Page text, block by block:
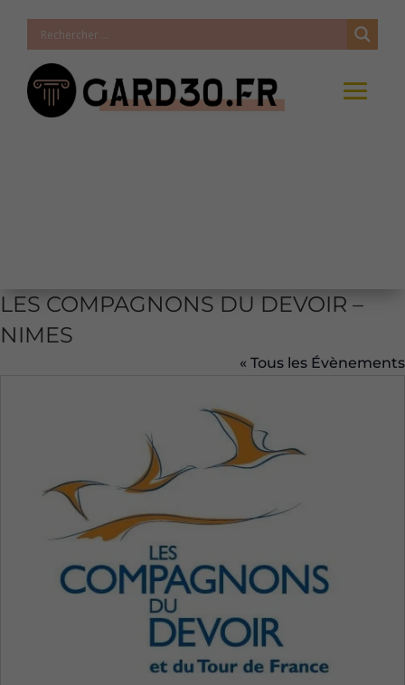
LES COMPAGNONS DU DEVOIR –
NIMES
« Tous les Évènements